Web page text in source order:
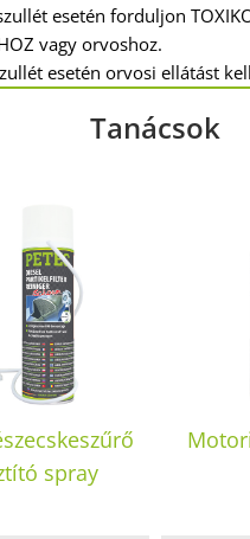
esetén forduljon
vagy orvoshoz.
esetén orvosi ellátást
Tanácsok
spray